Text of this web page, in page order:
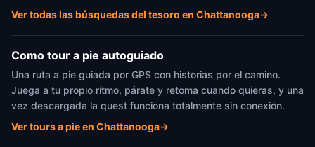
Ver todas las búsquedas del tesoro en Chattanooga→
Como tour a pie autoguiado
Una ruta a pie guiada por GPS con historias por el camino.
Juega a tu propio ritmo, párate y retoma cuando quieras, y una
vez descargada la quest funciona totalmente sin conexión.
Ver tours a pie en Chattanooga→